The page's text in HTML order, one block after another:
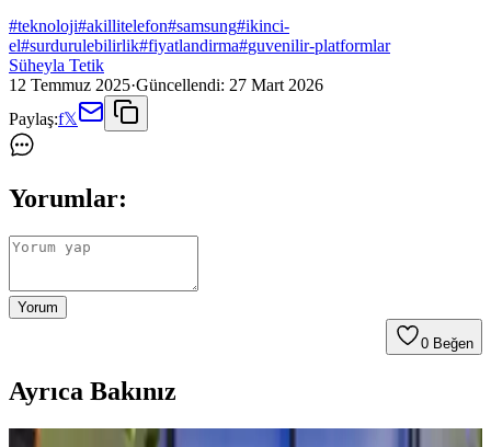
#teknoloji#akillitelefon#samsung#ikinci-
el#surdurulebilirlik#fiyatlandirma#guvenilir-platformlar
Süheyla Tetik
12 Temmuz 2025·Güncellendi: 27 Mart 2026
Paylaş:f𝕏
Yorumlar:
Yorum
0 Beğen
Ayrıca Bakınız